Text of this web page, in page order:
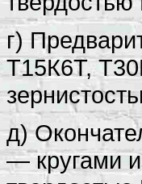
г)
Т15К6Т,
д)
— кругами